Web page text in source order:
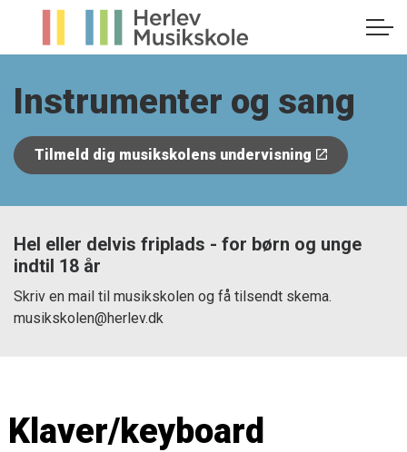
Instrumenter og sang
Tilmeld dig musikskolens undervisning
Hel eller delvis friplads - for børn og unge
indtil 18 år
Skriv en mail til musikskolen og få tilsendt skema.
musikskolen@herlev.dk
Klaver/keyboard